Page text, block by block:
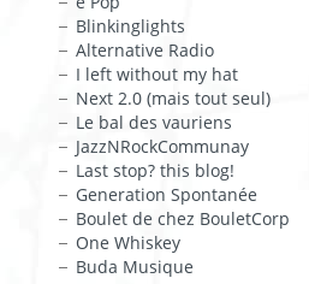
Blinkinglights
Alternative Radio
I left without my hat
Next 2.0 (mais tout seul)
Le bal des vauriens
JazzNRockCommunay
Last stop? this blog!
Generation Spontanée
Boulet de chez BouletCorp
One Whiskey
Buda Musique